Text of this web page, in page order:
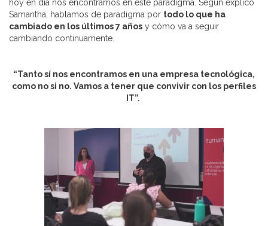
hoy en día nos encontramos en este paradigma. Según explicó
Samantha, hablamos de paradigma por todo lo que ha
cambiado en los últimos 7 años y cómo va a seguir
cambiando continuamente.
“Tanto sí nos encontramos en una empresa tecnológica,
como no si no. Vamos a tener que convivir con los perfiles
IT”.